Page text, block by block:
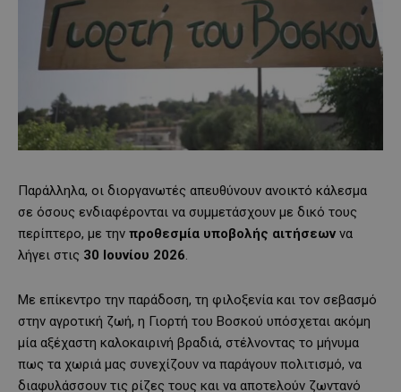
Παράλληλα, οι διοργανωτές απευθύνουν ανοικτό κάλεσμα
σε όσους ενδιαφέρονται να συμμετάσχουν με δικό τους
περίπτερο, με την προθεσμία υποβολής αιτήσεων να
λήγει στις 30 Ιουνίου 2026.
Με επίκεντρο την παράδοση, τη φιλοξενία και τον σεβασμό
στην αγροτική ζωή, η Γιορτή του Βοσκού υπόσχεται ακόμη
μία αξέχαστη καλοκαιρινή βραδιά, στέλνοντας το μήνυμα
πως τα χωριά μας συνεχίζουν να παράγουν πολιτισμό, να
διαφυλάσσουν τις ρίζες τους και να αποτελούν ζωντανό